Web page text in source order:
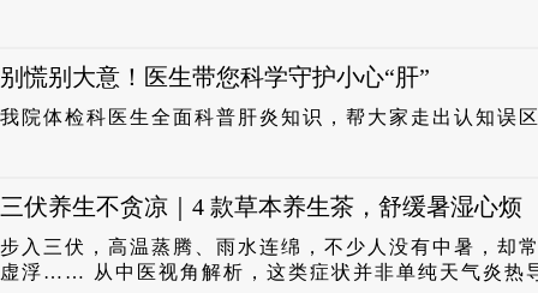
别慌别大意！医生带您科学守护小心“肝”
我院体检科医生全面科普肝炎知识，帮大家走出认知误
三伏养生不贪凉｜4 款草本养生茶，舒缓暑湿心烦
步入三伏，高温蒸腾、雨水连绵，不少人没有中暑，却
虚浮…… 从中医视角解析，这类症状并非单纯天气炎热